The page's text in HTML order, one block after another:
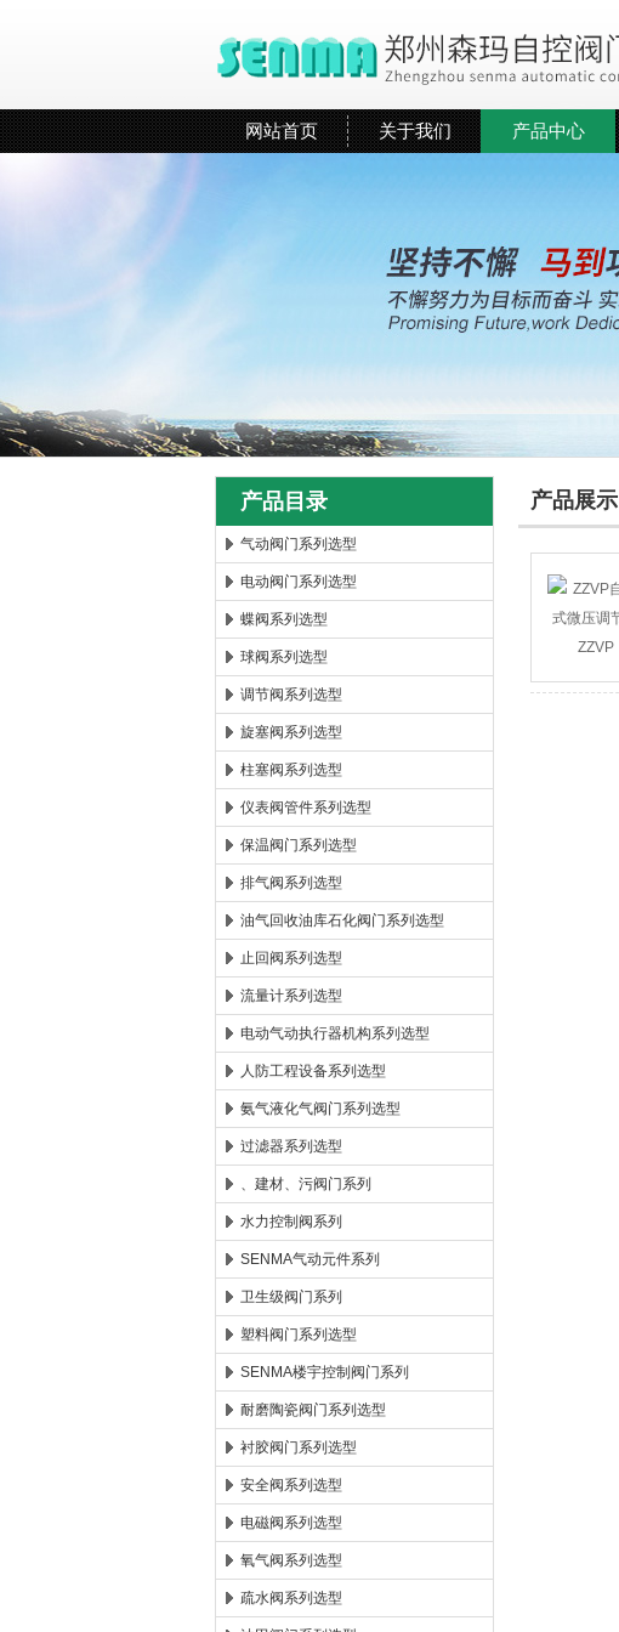
郑州森玛自控阀门有限公司
网站首页 关于我们 产品中心
产品目录
气动阀门系列选型
电动阀门系列选型
蝶阀系列选型
球阀系列选型
调节阀系列选型
旋塞阀系列选型
柱塞阀系列选型
仪表阀管件系列选型
保温阀门系列选型
排气阀系列选型
油气回收油库石化阀门系列选型
止回阀系列选型
流量计系列选型
电动气动执行器机构系列选型
人防工程设备系列选型
氨气液化气阀门系列选型
过滤器系列选型
、建材、污阀门系列
水力控制阀系列
SENMA气动元件系列
卫生级阀门系列
塑料阀门系列选型
SENMA楼宇控制阀门系列
耐磨陶瓷阀门系列选型
衬胶阀门系列选型
安全阀系列选型
电磁阀系列选型
氧气阀系列选型
疏水阀系列选型
产品展示